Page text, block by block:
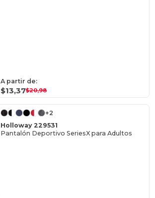
A partir de:
$13,37$20,98
+2
Holloway 229531
Pantalón Deportivo SeriesX para Adultos